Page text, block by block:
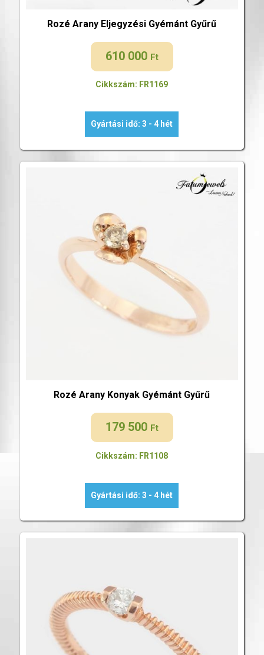
Rozé Arany Eljegyzési Gyémánt Gyűrű
610 000 Ft
Cikkszám: FR1169
Gyártási idő: 3 - 4 hét
Rozé Arany Konyak Gyémánt Gyűrű
179 500 Ft
Cikkszám: FR1108
Gyártási idő: 3 - 4 hét